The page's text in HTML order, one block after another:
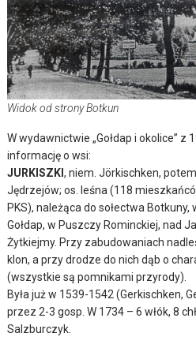
Widok od strony Botkun
W wydawnictwie „Gołdap i okolice”
informację o wsi:
JURKISZKI, niem. Jörkischken,
Jędrzejów; os. leśna (118
PKS), należąca do sołectwa Botkuny,
Gołdap, w Puszczy Rominckiej, nad
Żytkiejmy. Przy zabudowaniach
klon, a przy drodze do nich dąb o
(wszystkie są pomnikami przyrody).
Była już w 1539-1542 (Gerkischken,
przez 2-3 gosp. W 1734 – 6 włók, 8
Salzburczyk.